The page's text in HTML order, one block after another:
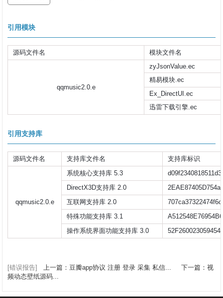
引用模块
源码文件名 模块文件名
qqmusic2.0.e
zyJsonValue.ec
精易模块.ec
Ex_DirectUI.ec
迅雷下载引擎.ec
引用支持库
源码文件名 支持库文件名 支持库标识
qqmusic2.0.e
系统核心支持库 5.3
DirectX3D支持库 2.0
互联网支持库 2.0
特殊功能支持库 3.1
操作系统界面功能支持库 3.0
[错误报告] 上一篇：豆瓣app协议 注册 登录 采集 私信...
下一篇：视
频动态壁纸源码...